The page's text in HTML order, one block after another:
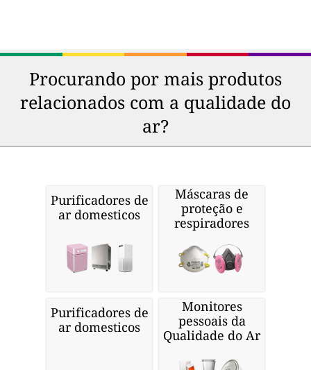
Procurando por mais produtos
relacionados com a qualidade do
ar?
Purificadores de
ar domesticos
Máscaras de
proteção e
respiradores
Purificadores de
ar domesticos
Monitores
pessoais da
Qualidade do Ar